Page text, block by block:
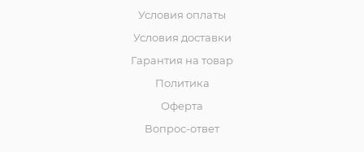
Условия оплаты
Условия доставки
Гарантия на товар
Политика
Оферта
Вопрос-ответ